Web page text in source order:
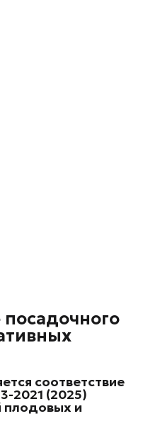
посадочного
соответствие
2021 (2025)
и